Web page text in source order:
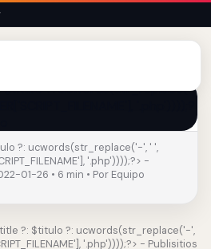
?: ucwords(str_replace('-', ' ',
'.php'))));?> -
01-26 • 6 min • Por Equipo
?: $titulo ?: ucwords(str_replace('-',
'.php'))));?> - Publisitios